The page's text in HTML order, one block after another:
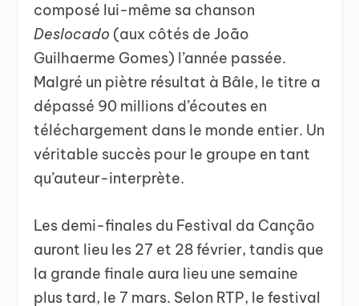
composé lui-même sa chanson
Deslocado (aux côtés de João
Guilhaerme Gomes) l’année passée.
Malgré un piètre résultat à Bâle, le titre a
dépassé 90 millions d’écoutes en
téléchargement dans le monde entier. Un
véritable succès pour le groupe en tant
qu’auteur-interprète.
Les demi-finales du Festival da Canção
auront lieu les 27 et 28 février, tandis que
la grande finale aura lieu une semaine
plus tard, le 7 mars. Selon RTP, le festival